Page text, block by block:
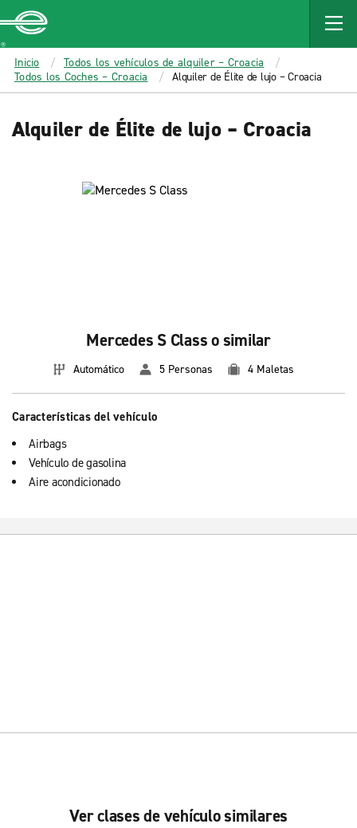
MAIN
CONTENT
Enterprise
Inicio
Todos los vehículos de alquiler – Croacia
Todos los Coches – Croacia
Alquiler de Élite de lujo – Croacia
Alquiler de Élite de lujo – Croacia
Mercedes S Class o similar
Automático 5 Personas 4 Maletas
Características del vehículo
Airbags
Vehículo de gasolina
Aire acondicionado
Ver clases de vehículo similares